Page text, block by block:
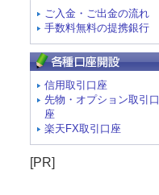
ご入金・ご出金の流れ
手数料無料の提携銀行
信用取引口座
先物・オプション取引口
座
楽天FX取引口座
[PR]